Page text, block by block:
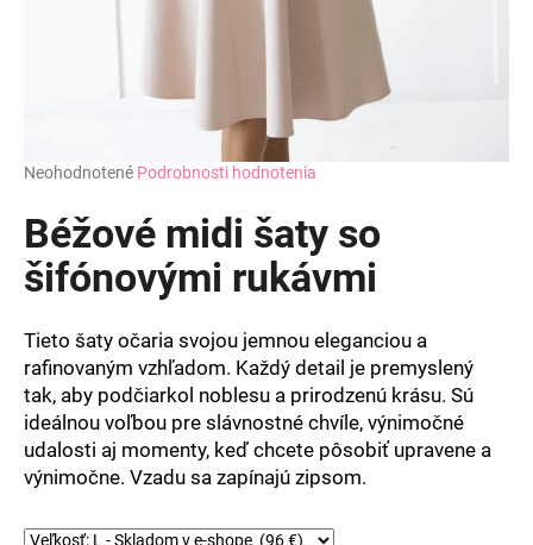
Priemerné
produktu
je
0,0
z
hviezdičiek.
Neohodnotené Podrobnosti hodnotenia
Béžové midi šaty so
šifónovými rukávmi
Tieto šaty očaria svojou jemnou eleganciou a
rafinovaným vzhľadom. Každý detail je premyslený
tak, aby podčiarkol noblesu a prirodzenú krásu. Sú
ideálnou voľbou pre slávnostné chvíle, výnimočné
udalosti aj momenty, keď chcete pôsobiť upravene a
výnimočne. Vzadu sa zapínajú zipsom.